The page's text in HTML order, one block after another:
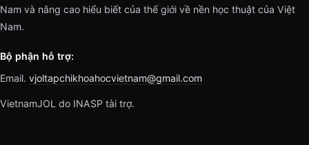
Nam và nâng cao hiểu biết của thế giới về nền học thuật của Việt
Nam.
Bộ phận hỗ trợ:
Email. vjoltapchikhoahocvietnam@gmail.com
VietnamJOL do INASP tài trợ.